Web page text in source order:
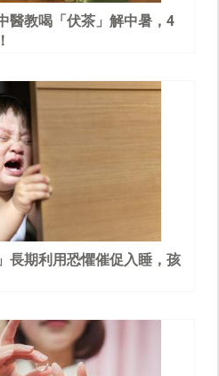
醫教喝「伏茶」解中暑，4
長期利用恐懼催促入睡，孩